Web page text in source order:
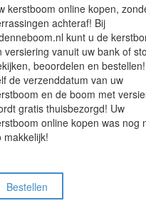
kerstboom online kopen,
achteraf! Bij
kunt u de
versiering vanuit uw bank of
beoordelen en
de verzenddatum van uw
en de boom met
gratis thuisbezorgd! Uw
online kopen was nog
makkelijk!
Bestellen